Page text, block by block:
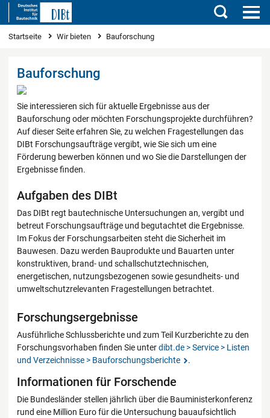
Suchen
Bauforschung
Sie sind hier
Startseite Wir bieten Bauforschung
Bauforschung
Sie interessieren sich für aktuelle Ergebnisse aus der
Bauforschung oder möchten Forschungsprojekte durchführen?
Auf dieser Seite erfahren Sie, zu welchen Fragestellungen das
DIBt Forschungsaufträge vergibt, wie Sie sich um eine
Förderung bewerben können und wo Sie die Darstellungen der
Ergebnisse finden.
Aufgaben des DIBt
Das DIBt regt bautechnische Untersuchungen an, vergibt und
betreut Forschungsaufträge und begutachtet die Ergebnisse.
Im Fokus der Forschungsarbeiten steht die Sicherheit im
Bauwesen. Dazu werden Bauprodukte und Bauarten unter
konstruktiven, brand- und schallschutztechnischen,
energetischen, nutzungsbezogenen sowie gesundheits- und
umweltschutzrelevanten Fragestellungen betrachtet.
Forschungsergebnisse
Ausführliche Schlussberichte und zum Teil Kurzberichte zu den
Forschungsvorhaben finden Sie unterdibt.de > Service > Listen
und Verzeichnisse > Bauforschungsberichte
.
Informationen für Forschende
Die Bundesländer stellen jährlich über die Bauministerkonferenz
rund eine Million Euro für die Untersuchung bauaufsichtlich